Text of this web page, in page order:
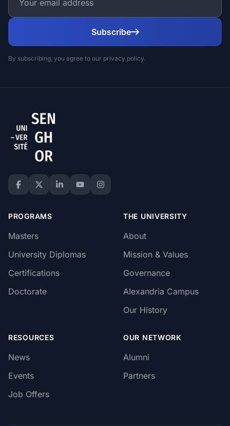
Subscribe
By subscribing, you agree to our privacy policy.
PROGRAMS
Masters
University Diplomas
Certifications
Doctorate
THE UNIVERSITY
About
Mission & Values
Governance
Alexandria Campus
Our History
RESOURCES
News
Events
Job Offers
OUR NETWORK
Alumni
Partners